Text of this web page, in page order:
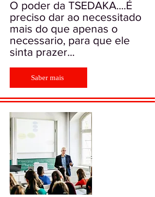
O poder da TSEDAKA....É
preciso dar ao necessitado
mais do que apenas o
necessario, para que ele
sinta prazer...
Saber mais